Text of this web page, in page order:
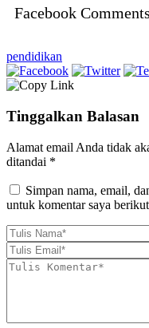
Facebook
pendidikan
Tinggalkan Balasan
Alamat email Anda tidak
ditandai *
Simpan nama, email,
untuk komentar saya